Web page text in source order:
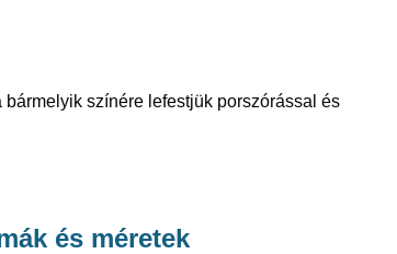
színére lefestjük porszórással és
és méretek